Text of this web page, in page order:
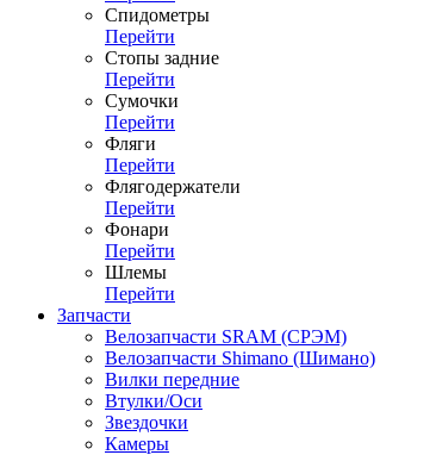
Спидометры
Перейти
Стопы задние
Перейти
Сумочки
Перейти
Фляги
Перейти
Флягодержатели
Перейти
Фонари
Перейти
Шлемы
Перейти
Запчасти
Велозапчасти SRAM (СРЭМ)
Велозапчасти Shimano (Шимано)
Вилки передние
Втулки/Оси
Звездочки
Камеры